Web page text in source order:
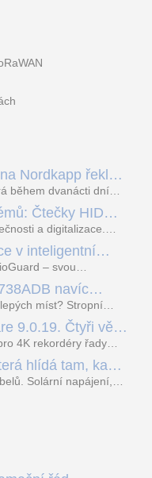
Nordkapp řekla
během dvanácti dní
jsme vzali na trasu z
Laponsko až na
až −13 °C a mimo
čára na mapě, ale
Čtečky HID
a digitalizace.
a vysoce univerzální
v inteligentní
– svou
poháněný
(AI), je navržen
pro vymáhání
na silnicích a
městech.
navíc
PC. míst? Stropní
skládá obraz ze dvou
180° záběru bez
osob a vozidel,
9.0.19. Čtyři věci,
4K rekordéry řady
z nich vám ušetří
hlídá tam, kam
Solární napájení,